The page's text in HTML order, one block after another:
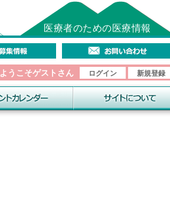
医療者のための医療情報
ようこそゲストさん ログイン 新規登録